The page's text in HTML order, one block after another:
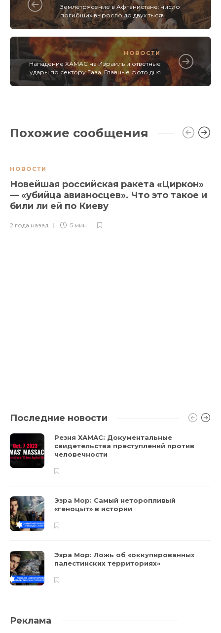
Землетрясение в Афганистане: число
погибших выросло до двух тысяч
НОВОСТИ
Нападение ХАМАС на Израиль и ответные
удары по сектору Газа. Главные фото дня
Похожие сообщения
НОВОСТИ
Новейшая российская ракета «Циркон»
— «убийца авианосцев». Что это такое и
били ли ей по Киеву
2 года назад 5 мин
Последние новости
Резня ХАМАС: Документальные
свидетельства преступлений против
человечности
Эзра Мор: Самый неторопливый
«геноцыт» в истории
Эзра Мор: Ложь об «оккупированных
палестинских территориях»
Реклама